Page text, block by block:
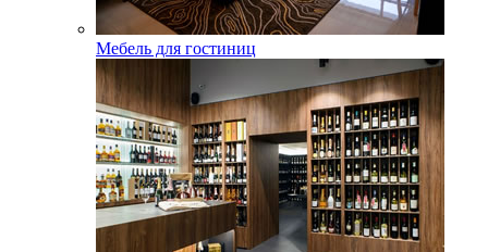
Мебель для гостиниц